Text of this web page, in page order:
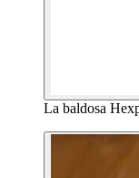
La baldosa